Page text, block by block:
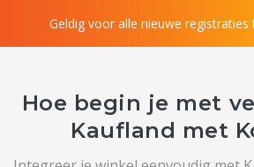
Geldig voor alle nieuwe registraties
Hoe begin je met
Kaufland met